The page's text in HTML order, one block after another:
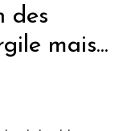
des
mais...